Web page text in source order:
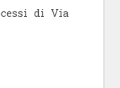
di Via